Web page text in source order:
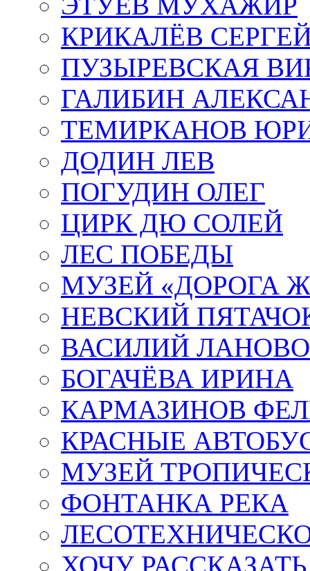
КРИКАЛЁВ
ПУЗЫРЕВСКАЯ
ГАЛИБИН
ТЕМИРКАНОВ
ДОДИН ЛЕВ
ПОГУДИН ОЛЕГ
ЦИРК ДЮ СОЛЕЙ
ЛЕС ПОБЕДЫ
МУЗЕЙ «ДОРОГА
НЕВСКИЙ
ВАСИЛИЙ
БОГАЧЁВА ИРИНА
КАРМАЗИНОВ
КРАСНЫЕ
МУЗЕЙ
ФОНТАНКА РЕКА